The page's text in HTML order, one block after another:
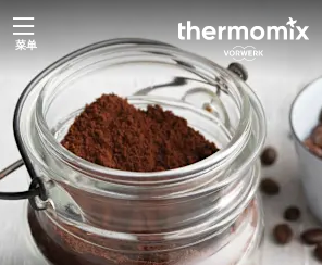
跳
容
菜单